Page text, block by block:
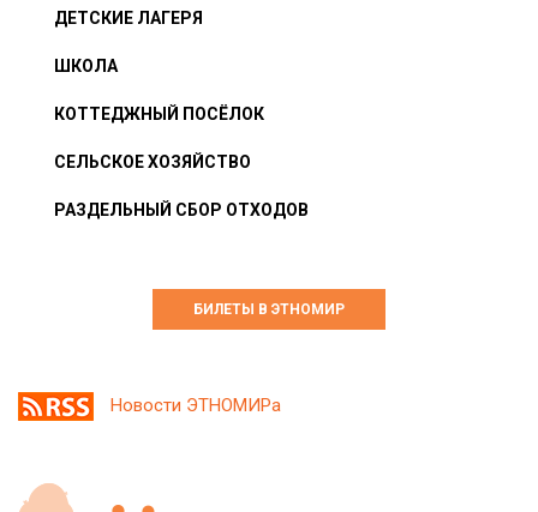
ДЕТСКИЕ ЛАГЕРЯ
ШКОЛА
КОТТЕДЖНЫЙ ПОСЁЛОК
СЕЛЬСКОЕ ХОЗЯЙСТВО
РАЗДЕЛЬНЫЙ СБОР ОТХОДОВ
БИЛЕТЫ В ЭТНОМИР
Новости ЭТНОМИРа